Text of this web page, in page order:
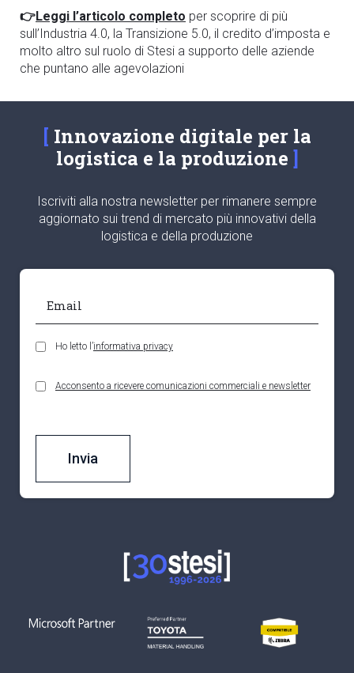
👉Leggi l’articolo completo per scoprire di più
sull’Industria 4.0, la Transizione 5.0, il credito d’imposta e
molto altro sul ruolo di Stesi a supporto delle aziende
che puntano alle agevolazioni
Innovazione digitale per la
logistica e la produzione
Iscriviti alla nostra newsletter per rimanere sempre
aggiornato sui trend di mercato più innovativi della
logistica e della produzione
Ho letto l’informativa privacy
Acconsento a ricevere comunicazioni commerciali e newsletter